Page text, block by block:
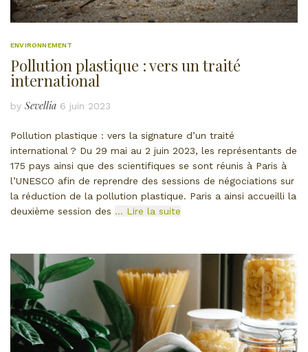
ENVIRONNEMENT
Pollution plastique : vers un traité
international
by Sevellia 6 juin 2023
Pollution plastique : vers la signature d’un traité
international ? Du 29 mai au 2 juin 2023, les représentants de
175 pays ainsi que des scientifiques se sont réunis à Paris à
l’UNESCO afin de reprendre des sessions de négociations sur
la réduction de la pollution plastique. Paris a ainsi accueilli la
deuxième session des … Lire la suite